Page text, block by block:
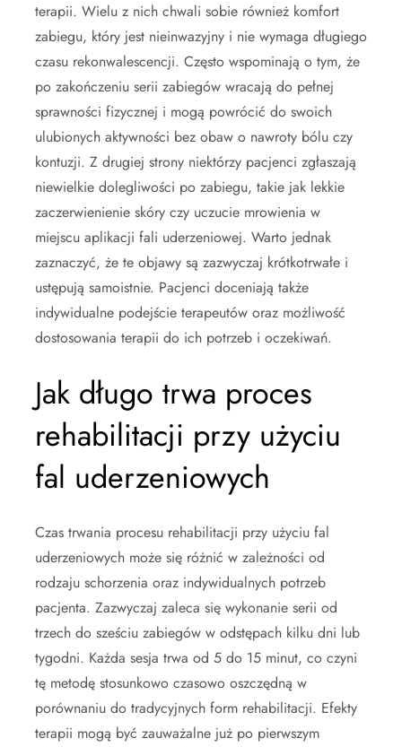
terapii. Wielu z nich chwali sobie również komfort
zabiegu, który jest nieinwazyjny i nie wymaga długiego
czasu rekonwalescencji. Często wspominają o tym, że
po zakończeniu serii zabiegów wracają do pełnej
sprawności fizycznej i mogą powrócić do swoich
ulubionych aktywności bez obaw o nawroty bólu czy
kontuzji. Z drugiej strony niektórzy pacjenci zgłaszają
niewielkie dolegliwości po zabiegu, takie jak lekkie
zaczerwienienie skóry czy uczucie mrowienia w
miejscu aplikacji fali uderzeniowej. Warto jednak
zaznaczyć, że te objawy są zazwyczaj krótkotrwałe i
ustępują samoistnie. Pacjenci doceniają także
indywidualne podejście terapeutów oraz możliwość
dostosowania terapii do ich potrzeb i oczekiwań.
Jak długo trwa proces
rehabilitacji przy użyciu
fal uderzeniowych
Czas trwania procesu rehabilitacji przy użyciu fal
uderzeniowych może się różnić w zależności od
rodzaju schorzenia oraz indywidualnych potrzeb
pacjenta. Zazwyczaj zaleca się wykonanie serii od
trzech do sześciu zabiegów w odstępach kilku dni lub
tygodni. Każda sesja trwa od 5 do 15 minut, co czyni
tę metodę stosunkowo czasowo oszczędną w
porównaniu do tradycyjnych form rehabilitacji. Efekty
terapii mogą być zauważalne już po pierwszym